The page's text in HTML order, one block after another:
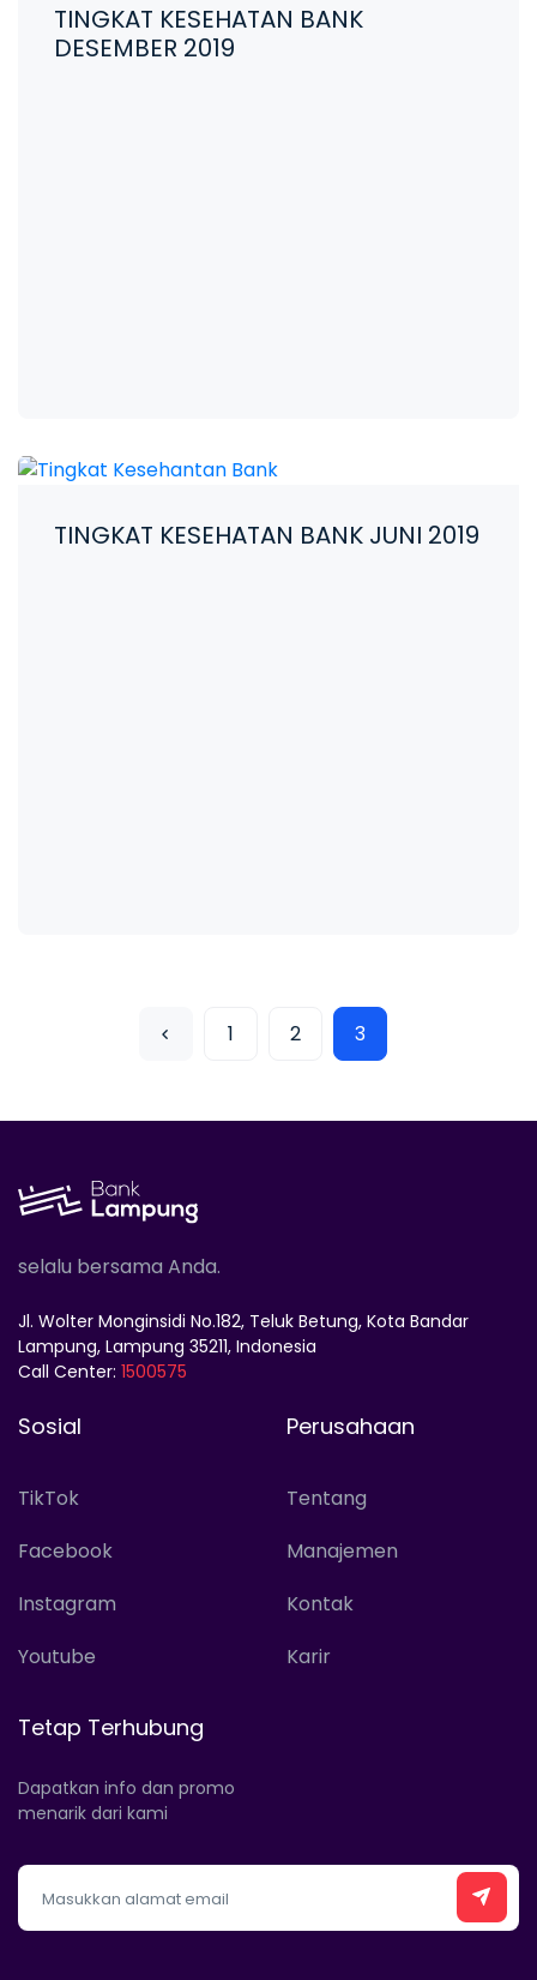
TINGKAT KESEHATAN BANK
DESEMBER 2019
TINGKAT KESEHATAN BANK JUNI 2019
1 2 3
selalu bersama Anda.
Jl. Wolter Monginsidi No.182, Teluk Betung, Kota Bandar
Lampung, Lampung 35211, Indonesia
Call Center: 1500575
Sosial
TikTok
Facebook
Instagram
Youtube
Perusahaan
Tentang
Manajemen
Kontak
Karir
Tetap Terhubung
Dapatkan info dan promo
menarik dari kami